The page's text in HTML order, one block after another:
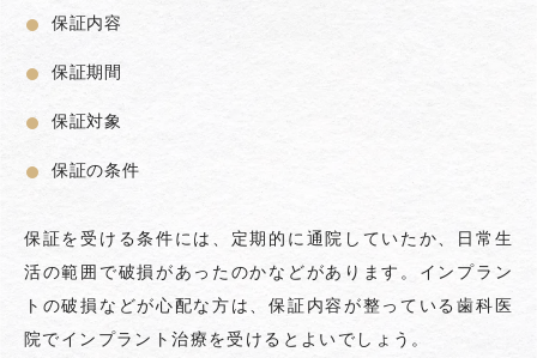
保証内容
保証期間
保証対象
保証の条件
保証を受ける条件には、定期的に通院していたか、日常生
活の範囲で破損があったのかなどがあります。インプラン
トの破損などが心配な方は、保証内容が整っている歯科医
院でインプラント治療を受けるとよいでしょう。